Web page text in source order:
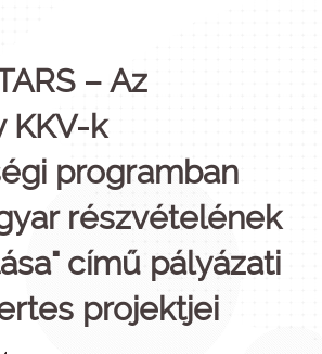
– Az
KKV-k
programban
részvételének
című pályázati
projektjei